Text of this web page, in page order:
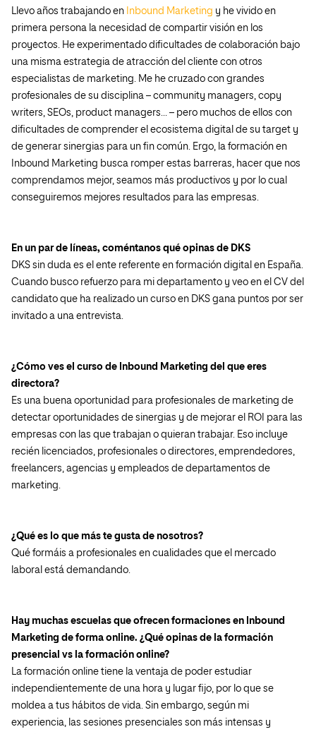
Llevo años trabajando en Inbound Marketing y he vivido en
primera persona la necesidad de compartir visión en los
proyectos. He experimentado dificultades de colaboración bajo
una misma estrategia de atracción del cliente con otros
especialistas de marketing. Me he cruzado con grandes
profesionales de su disciplina – community managers, copy
writers, SEOs, product managers… – pero muchos de ellos con
dificultades de comprender el ecosistema digital de su target y
de generar sinergias para un fin común. Ergo, la formación en
Inbound Marketing busca romper estas barreras, hacer que nos
comprendamos mejor, seamos más productivos y por lo cual
conseguiremos mejores resultados para las empresas.
En un par de líneas, coméntanos qué opinas de DKS
DKS sin duda es el ente referente en formación digital en España.
Cuando busco refuerzo para mi departamento y veo en el CV del
candidato que ha realizado un curso en DKS gana puntos por ser
invitado a una entrevista.
¿Cómo ves el curso de Inbound Marketing del que eres
directora?
Es una buena oportunidad para profesionales de marketing de
detectar oportunidades de sinergias y de mejorar el ROI para las
empresas con las que trabajan o quieran trabajar. Eso incluye
recién licenciados, profesionales o directores, emprendedores,
freelancers, agencias y empleados de departamentos de
marketing.
¿Qué es lo que más te gusta de nosotros?
Qué formáis a profesionales en cualidades que el mercado
laboral está demandando.
Hay muchas escuelas que ofrecen formaciones en Inbound
Marketing de forma online. ¿Qué opinas de la formación
presencial vs la formación online?
La formación online tiene la ventaja de poder estudiar
independientemente de una hora y lugar fijo, por lo que se
moldea a tus hábitos de vida. Sin embargo, según mi
experiencia, las sesiones presenciales son más intensas y